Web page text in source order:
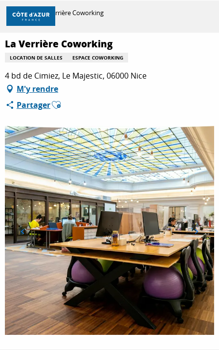
Aller
contenu
principal
DÉCOUVRIR
À FAIRE
SÉJOURNER
Accueil La Verrière Coworking
La Verrière Coworking
LOCATION DE SALLES ESPACE COWORKING
4 bd de Cimiez, Le Majestic, 06000 Nice
M'y rendre
PartagerAjouter aux favoris